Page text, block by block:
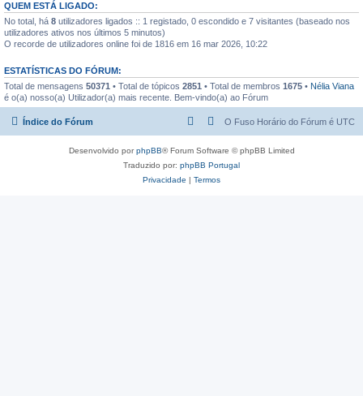
QUEM ESTÁ LIGADO:
No total, há 8 utilizadores ligados :: 1 registado, 0 escondido e 7 visitantes (baseado nos
utilizadores ativos nos últimos 5 minutos)
O recorde de utilizadores online foi de 1816 em 16 mar 2026, 10:22
ESTATÍSTICAS DO FÓRUM:
Total de mensagens 50371 • Total de tópicos 2851 • Total de membros 1675 • Nélia Viana
é o(a) nosso(a) Utilizador(a) mais recente. Bem-vindo(a) ao Fórum
Índice do Fórum O Fuso Horário do Fórum é UTC
Desenvolvido porphpBB® Forum Software © phpBB Limited
Traduzido por: phpBB Portugal
Privacidade | Termos